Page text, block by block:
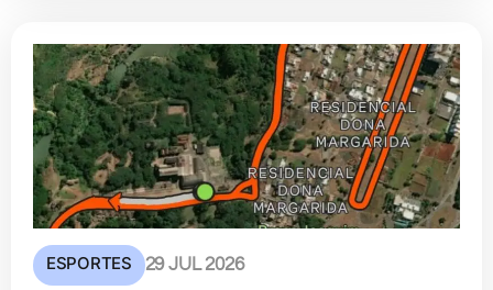
ESPORTES 29 JUL 2026